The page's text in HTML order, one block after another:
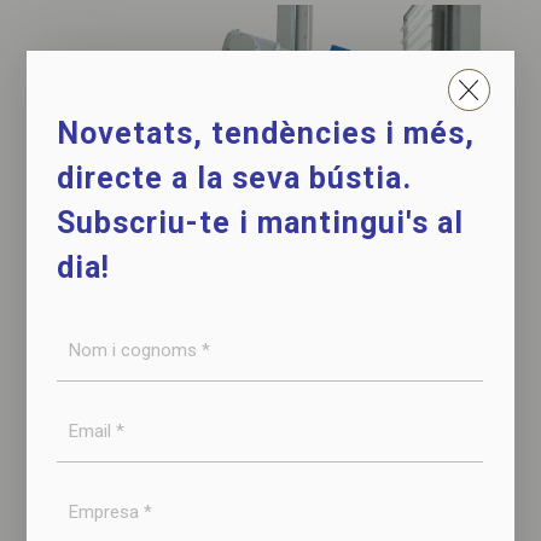
permet respondre a
converteix en una
escalable i sostenibleper les indústries
Novetats, tendències i més,
directe a la seva bústia.
Subscriu-te i mantingui's al
dia!